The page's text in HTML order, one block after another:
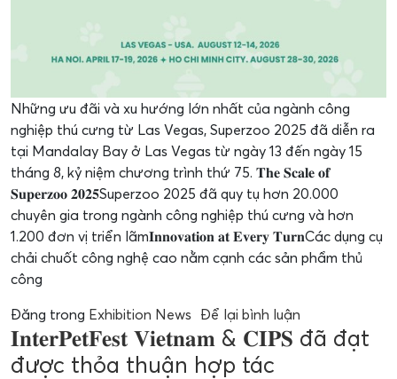
Những ưu đãi và xu hướng lớn nhất của ngành công
nghiệp thú cưng từ Las Vegas, Superzoo 2025 đã diễn ra
tại Mandalay Bay ở Las Vegas từ ngày 13 đến ngày 15
tháng 8, kỷ niệm chương trình thứ 75. 𝐓𝐡𝐞 𝐒𝐜𝐚𝐥𝐞 𝐨𝐟
𝐒𝐮𝐩𝐞𝐫𝐳𝐨𝐨 𝟐𝟎𝟐𝟓Superzoo 2025 đã quy tụ hơn 20.000
chuyên gia trong ngành công nghiệp thú cưng và hơn
1.200 đơn vị triển lãm𝐈𝐧𝐧𝐨𝐯𝐚𝐭𝐢𝐨𝐧 𝐚𝐭 𝐄𝐯𝐞𝐫𝐲 𝐓𝐮𝐫𝐧Các dụng cụ
chải chuốt công nghệ cao nằm cạnh các sản phẩm thủ
công
Đăng trong Exhibition News Để lại bình luận
𝐈𝐧𝐭𝐞𝐫𝐏𝐞𝐭𝐅𝐞𝐬𝐭 𝐕𝐢𝐞𝐭𝐧𝐚𝐦 & 𝐂𝐈𝐏𝐒 đã đạt
được thỏa thuận hợp tác